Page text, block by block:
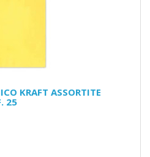
KRAFT ASSORTITE
25